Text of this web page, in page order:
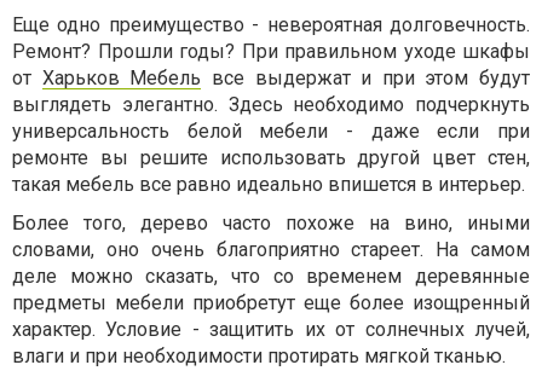
Еще одно преимущество - невероятная долговечность.
Ремонт? Прошли годы? При правильном уходе шкафы
от Харьков Мебель все выдержат и при этом будут
выглядеть элегантно. Здесь необходимо подчеркнуть
универсальность белой мебели - даже если при
ремонте вы решите использовать другой цвет стен,
такая мебель все равно идеально впишется в интерьер.
Более того, дерево часто похоже на вино, иными
словами, оно очень благоприятно стареет. На самом
деле можно сказать, что со временем деревянные
предметы мебели приобретут еще более изощренный
характер. Условие - защитить их от солнечных лучей,
влаги и при необходимости протирать мягкой тканью.